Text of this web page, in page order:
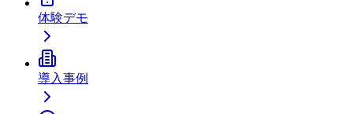
体験デモ
導入事例